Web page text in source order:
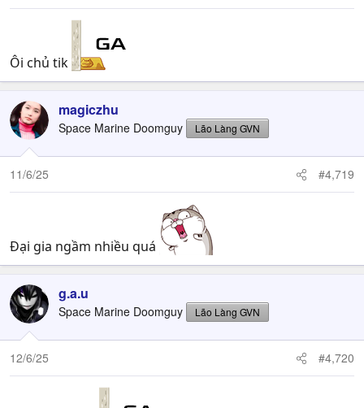
Ôi chủ tik
magiczhu
Space Marine Doomguy Lão Làng GVN
11/6/25 #4,719
Đại gia ngầm nhiều quá
g.a.u
Space Marine Doomguy Lão Làng GVN
12/6/25 #4,720